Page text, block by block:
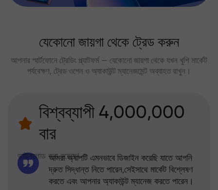
যেকোনো জায়গা থেকে ট্রেড করুন
আপনার স্মার্টফোনে ট্রেডিং প্ল্যাটফর্ম — যেকোনো জায়গা থেকে যখন খুশি মার্কেট
পর্যবেক্ষণ, ট্রেড ওপেন ও অ্যাকাউন্ট ম্যানেজমেন্ট অব্যাহত রাখুন।
বিশ্বব্যাপী 4,000,000
বার
ডাউনলোড করা হয়েছে!আমরা অ্যাপটি এমনভাবে ডিজাইন করেছি যাতে আপনি
দ্রুত সিদ্ধান্ত নিতে পারেন,সেইসাথে মার্কেট বিশ্লেষণ
করতে এবং আপনার অ্যাকাউন্ট ম্যানেজ করতে পারেন।